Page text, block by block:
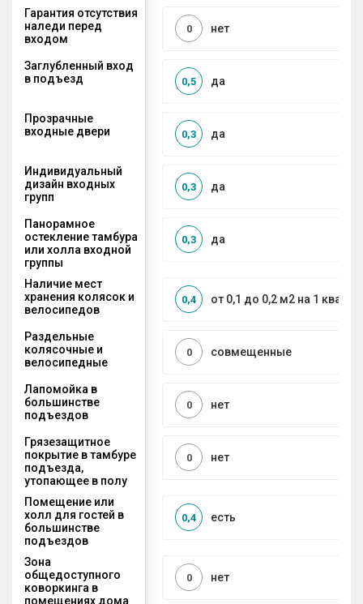
Гарантия отсутствия
наледи перед
входом
нет
0
Заглубленный вход
в подъезд
да
0,5
Прозрачные
входные двери
да
0,3
Индивидуальный
дизайн входных
групп
да
0,3
Панорамное
остекление тамбура
или холла входной
группы
да
0,3
Наличие мест
хранения колясок и
велосипедов
от 0,1 до 0,2 м2 на 1
0,4
Раздельные
колясочные и
велосипедные
совмещенные
0
Лапомойка в
большинстве
подъездов
нет
0
Грязезащитное
покрытие в тамбуре
подъезда,
утопающее в полу
нет
0
Помещение или
холл для гостей в
большинстве
подъездов
есть
0,4
Зона
общедоступного
коворкинга в
помещениях дома
нет
0